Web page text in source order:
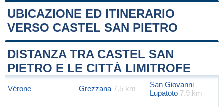
UBICAZIONE ED ITINERARIO
VERSO CASTEL SAN PIETRO
+
−
Leaflet |Map data ©OpenStreetMap
DISTANZA TRA CASTEL SAN
PIETRO E LE CITTÀ LIMITROFE
Vérone Grezzana 7.5 km
San Giovanni
Lupatoto 7.9 km